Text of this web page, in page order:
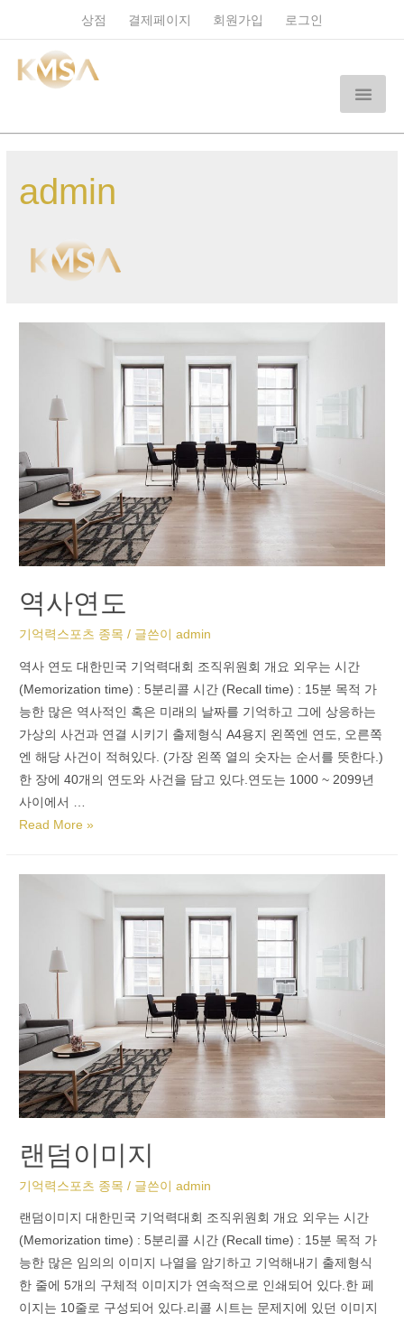
상점 결제페이지 회원가입 로그인
admin
역사연도
기억력스포츠 종목 / 글쓴이admin
역사 연도 대한민국 기억력대회 조직위원회 개요 외우는 시간
(Memorization time) : 5분리콜 시간 (Recall time) : 15분 목적 가
능한 많은 역사적인 혹은 미래의 날짜를 기억하고 그에 상응하는
가상의 사건과 연결 시키기 출제형식 A4용지 왼쪽엔 연도, 오른쪽
엔 해당 사건이 적혀있다. (가장 왼쪽 열의 숫자는 순서를 뜻한다.)
한 장에 40개의 연도와 사건을 담고 있다.연도는 1000 ~ 2099년
사이에서 …
Read More »
랜덤이미지
기억력스포츠 종목 / 글쓴이admin
랜덤이미지 대한민국 기억력대회 조직위원회 개요 외우는 시간
(Memorization time) : 5분리콜 시간 (Recall time) : 15분 목적 가
능한 많은 임의의 이미지 나열을 암기하고 기억해내기 출제형식
한 줄에 5개의 구체적 이미지가 연속적으로 인쇄되어 있다.한 페
이지는 10줄로 구성되어 있다.리콜 시트는 문제지에 있던 이미지